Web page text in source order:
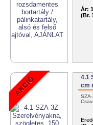
Ár:
(Br.
4.1
cm